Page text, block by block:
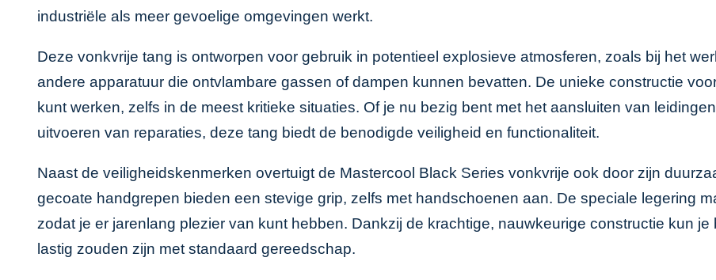
industriële als meer gevoelige omgevingen werkt.
Deze vonkvrije tang is ontworpen voor gebruik in potentieel explosieve atmosferen, zoals bij het
andere apparatuur die ontvlambare gassen of dampen kunnen bevatten. De unieke constructie
kunt werken, zelfs in de meest kritieke situaties. Of je nu bezig bent met het aansluiten van
uitvoeren van reparaties, deze tang biedt de benodigde veiligheid en functionaliteit.
Naast de veiligheidskenmerken overtuigt de Mastercool Black Series vonkvrije ook door zijn
gecoate handgrepen bieden een stevige grip, zelfs met handschoenen aan. De speciale legering
zodat je er jarenlang plezier van kunt hebben. Dankzij de krachtige, nauwkeurige constructie kun
lastig zouden zijn met standaard gereedschap.